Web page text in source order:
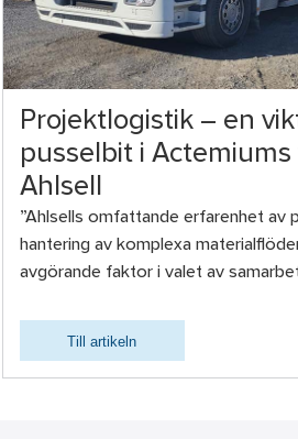
Projektlogistik – en
pusselbit i Actemiums
Ahlsell
”Ahlsells omfattande erfarenhet av
hantering av komplexa
avgörande faktor i valet av
Till artikeln